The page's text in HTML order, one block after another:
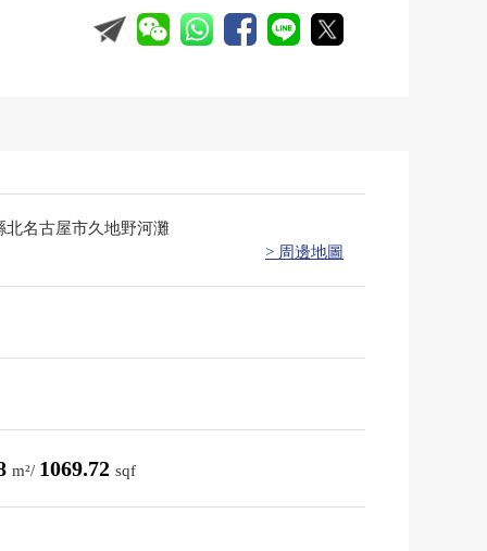
北名古屋市久地野河灘
> 周邊地圖
m²/ 1069.72 sqf